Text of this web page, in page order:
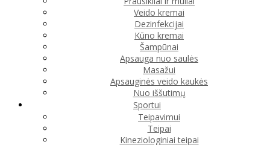
Veido kremai
Dezinfekcijai
Kūno kremai
Šampūnai
Apsauga nuo saulės
Masažui
Apsauginės veido kaukės
Nuo iššutimų
Sportui
Teipavimui
Teipai
Kineziologiniai teipai